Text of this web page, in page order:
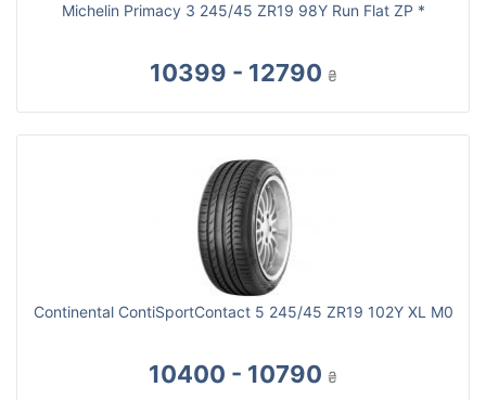
Michelin Primacy 3 245/45 ZR19 98Y Run Flat ZP *
10399 - 12790 ₴
Continental ContiSportContact 5 245/45 ZR19 102Y XL M0
10400 - 10790 ₴